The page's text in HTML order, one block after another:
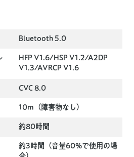
Bluetooth 5.0
HFP V1.6/HSP V1.2/A2DP
V1.3/AVRCP V1.6
CVC 8.0
10m（障害物なし）
約80時間
約3時間（音量60%で使用の場